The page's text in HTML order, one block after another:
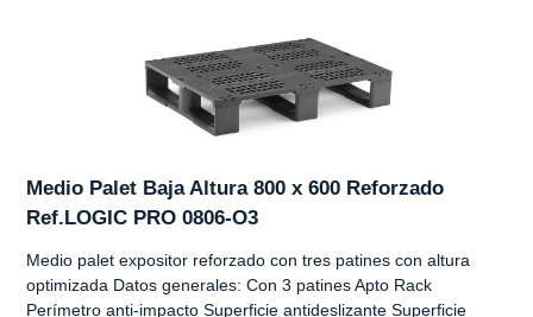
Medio Palet Baja Altura 800 x 600 Reforzado
Ref.LOGIC PRO 0806-O3
Medio palet expositor reforzado con tres patines con altura
optimizada Datos generales: Con 3 patines Apto Rack
Perímetro anti-impacto Superficie antideslizante Superficie